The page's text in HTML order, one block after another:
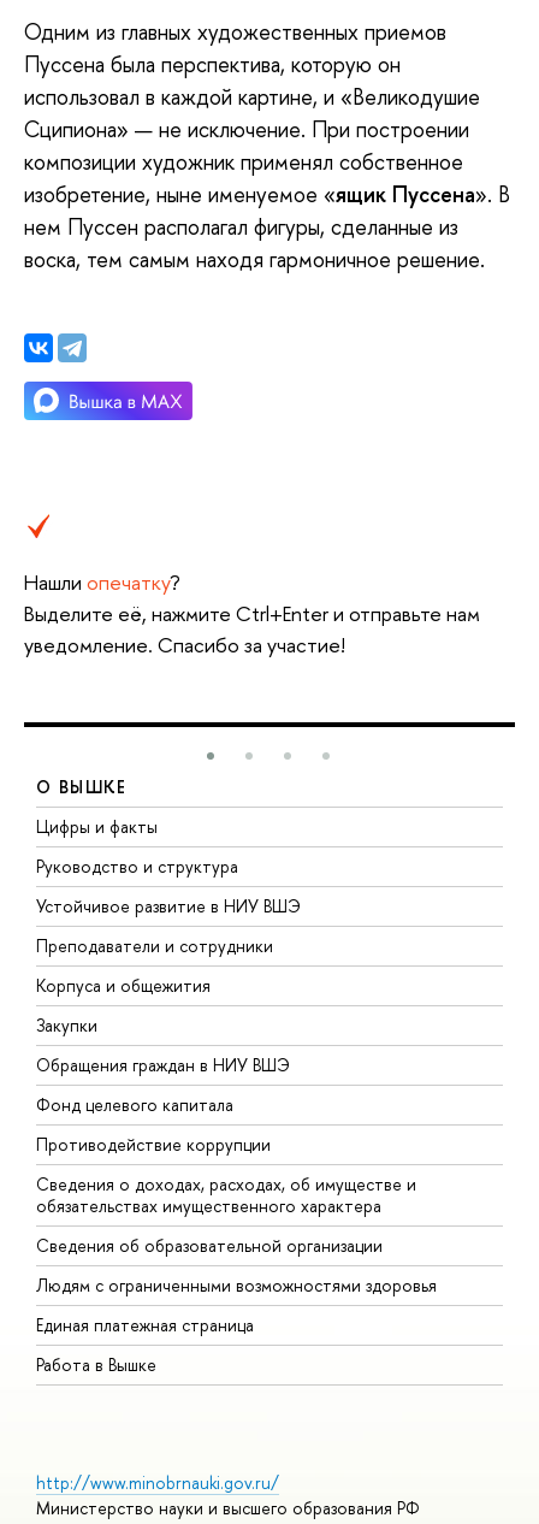
Одним из главных художественных приемов
Пуссена была перспектива, которую он
использовал в каждой картине, и «Великодушие
Сципиона» — не исключение. При построении
композиции художник применял собственное
изобретение, ныне именуемое «ящик Пуссена». В
нем Пуссен располагал фигуры, сделанные из
воска, тем самым находя гармоничное решение.
Нашли опечатку?
Выделите её, нажмите Ctrl+Enter и отправьте нам
уведомление. Спасибо за участие!
О ВЫШКЕ
Цифры и факты
Руководство и структура
Устойчивое развитие в НИУ ВШЭ
Преподаватели и сотрудники
Корпуса и общежития
Закупки
Обращения граждан в НИУ ВШЭ
Фонд целевого капитала
Противодействие коррупции
Сведения о доходах, расходах, об имуществе и
обязательствах имущественного характера
Сведения об образовательной организации
Людям с ограниченными возможностями здоровья
Единая платежная страница
Работа в Вышке
http://www.minobrnauki.gov.ru/
Министерство науки и высшего образования РФ